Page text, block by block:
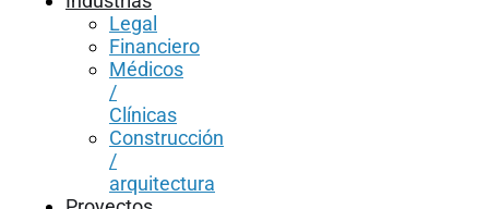
Legal
Financiero
Médicos
/
Clínicas
Construcción
/
arquitectura